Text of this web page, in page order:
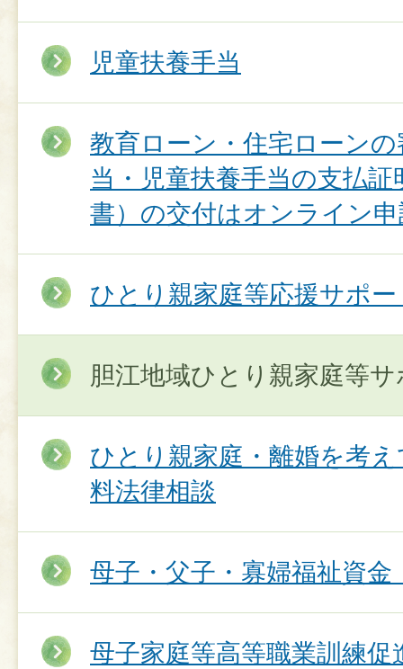
児童扶養手当
教育ローン・住宅ローン
当・児童扶養手当の支払
書）の交付はオンライン
ひとり親家庭等応援サポ
胆江地域ひとり親家庭等
ひとり親家庭・離婚を考
料法律相談
母子・父子・寡婦福祉資金
母子家庭等高等職業訓練促